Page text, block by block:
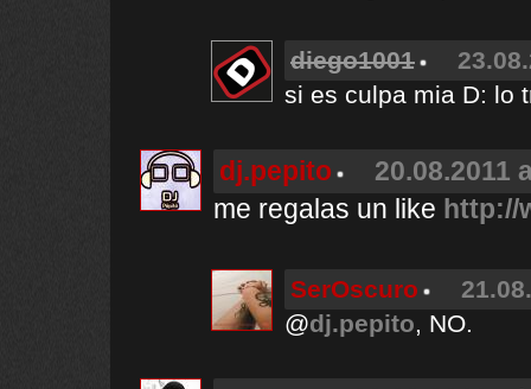
diego1001
si es culpa mia D: lo
dj.pepito
20.08.2011
me regalas un like http://
SerOscuro
@dj.pepito, NO.